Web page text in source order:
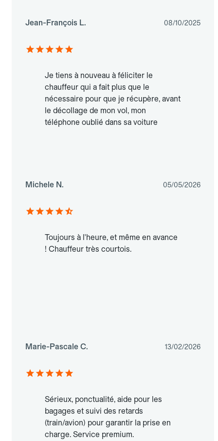
Jean-François L. 08/10/2025
Je tiens à nouveau à féliciter le
chauffeur qui a fait plus que le
nécessaire pour que je récupère, avant
le décollage de mon vol, mon
téléphone oublié dans sa voiture
Michele N. 05/05/2026
Toujours à l'heure, et même en avance
! Chauffeur très courtois.
Marie-Pascale C. 13/02/2026
Sérieux, ponctualité, aide pour les
bagages et suivi des retards
(train/avion) pour garantir la prise en
charge. Service premium.